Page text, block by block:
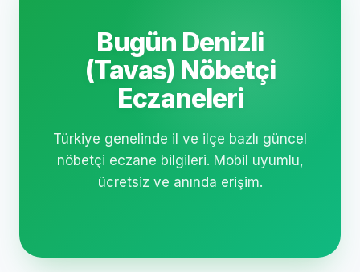
Bugün Denizli
(Tavas) Nöbetçi
Eczaneleri
Türkiye genelinde il ve ilçe bazlı güncel
nöbetçi eczane bilgileri. Mobil uyumlu,
ücretsiz ve anında erişim.